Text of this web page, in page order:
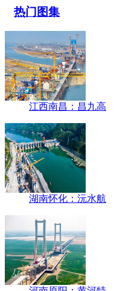
热门图集
江西南昌：昌九高
湖南怀化：沅水航